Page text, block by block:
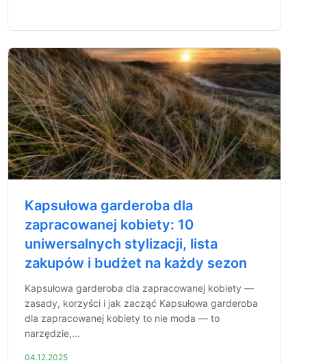
Kapsułowa garderoba dla
zapracowanej kobiety: 10
uniwersalnych stylizacji, lista
zakupów i budżet na każdy sezon
Kapsułowa garderoba dla zapracowanej kobiety —
zasady, korzyści i jak zacząć Kapsułowa garderoba
dla zapracowanej kobiety to nie moda — to
narzędzie,...
04.12.2025